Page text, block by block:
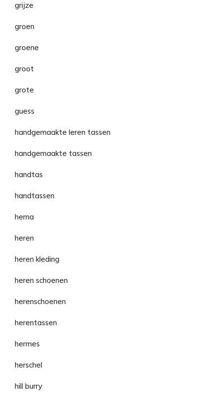
grijze
groen
groene
groot
grote
guess
handgemaakte leren tassen
handgemaakte tassen
handtas
handtassen
hema
heren
heren kleding
heren schoenen
herenschoenen
herentassen
hermes
herschel
hill burry